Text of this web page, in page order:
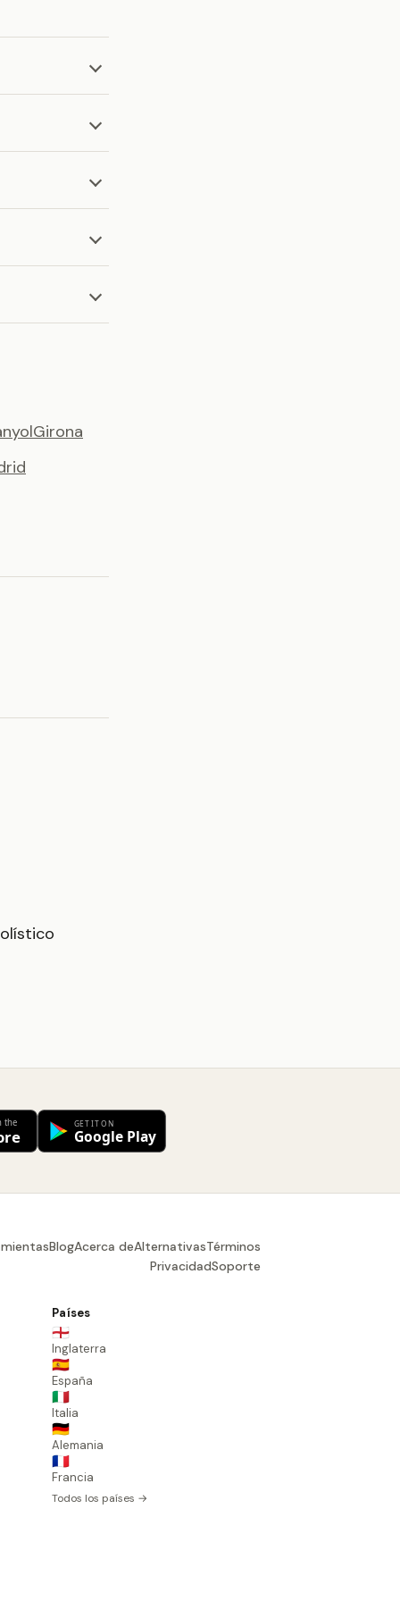
Girona
BlogAcerca deAlternativasTérminos
PrivacidadSoporte
Países
🏴󠁧󠁢󠁥󠁮󠁧󠁿
Inglaterra
🇪🇸
España
🇮🇹
Italia
🇩🇪
Alemania
🇫🇷
Francia
Todos los países →